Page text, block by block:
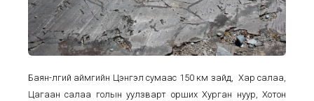
Баян-Өлгий аймгийн Цэнгэл сумаас 150 км зайд, Хар салаа,
Цагаан салаа голын уулзварт орших Хурган нуур, Хотон